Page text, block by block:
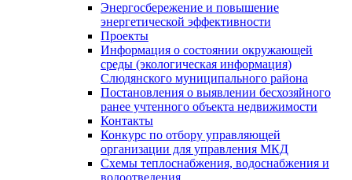
Энергосбережение и повышение
энергетической эффективности
Проекты
Информация о состоянии окружающей
среды (экологическая информация)
Слюдянского муниципального района
Постановления о выявлении бесхозяйного
ранее учтенного объекта недвижимости
Контакты
Конкурс по отбору управляющей
организации для управления МКД
Схемы теплоснабжения, водоснабжения и
водоотведения